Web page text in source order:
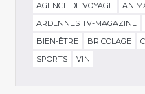
AGENCE DE VOYAGE
ARDENNES TV-MAGAZINE
BIEN-ÊTRE
BRICOLAGE
SPORTS
VIN